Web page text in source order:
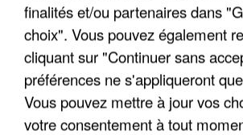
APRÈS TOUTES CES CANICULES,
DE FAUNE SAUVAGE SONT...
finalités et/ou partenaires dans
choix". Vous pouvez également
cliquant sur "Continuer sans
préférences ne s'appliqueront
Vous pouvez mettre à jour vos
votre consentement à tout